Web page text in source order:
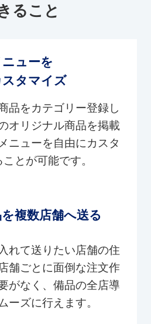
ること
ューを
スタマイズ
品をカテゴリー登録し
オリジナル商品を掲載
ニューを自由にカスタ
とが可能です。
複数店舗へ送る
れて送りたい店舗の住
舗ごとに面倒な注文作
がなく、備品の全店導
ーズに行えます。